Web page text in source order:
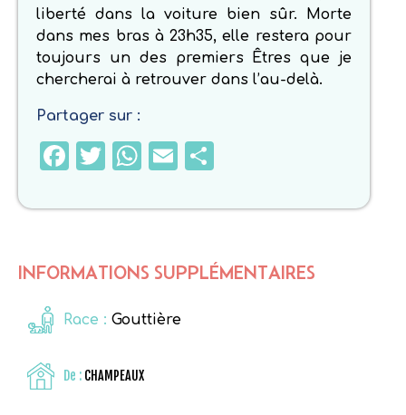
liberté dans la voiture bien sûr. Morte
dans mes bras à 23h35, elle restera pour
toujours un des premiers Êtres que je
chercherai à retrouver dans l’au-delà.
Partager sur :
Facebook
Twitter
WhatsApp
Email
INFORMATIONS SUPPLÉMENTAIRES
Race : Gouttière
De : CHAMPEAUX